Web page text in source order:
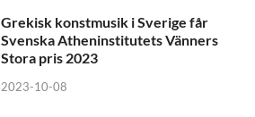
Grekisk konstmusik i Sverige får
Svenska Atheninstitutets Vänners
Stora pris 2023
2023-10-08